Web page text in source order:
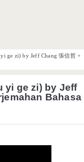
ge zi) by Jeff Chang 張信哲 +
yi ge zi) by Jeff
Bahasa